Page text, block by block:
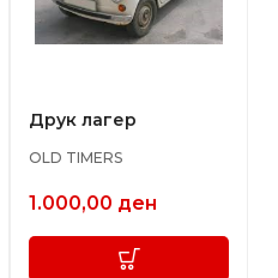
Друк лагер
OLD TIMERS
1.000,00 ден